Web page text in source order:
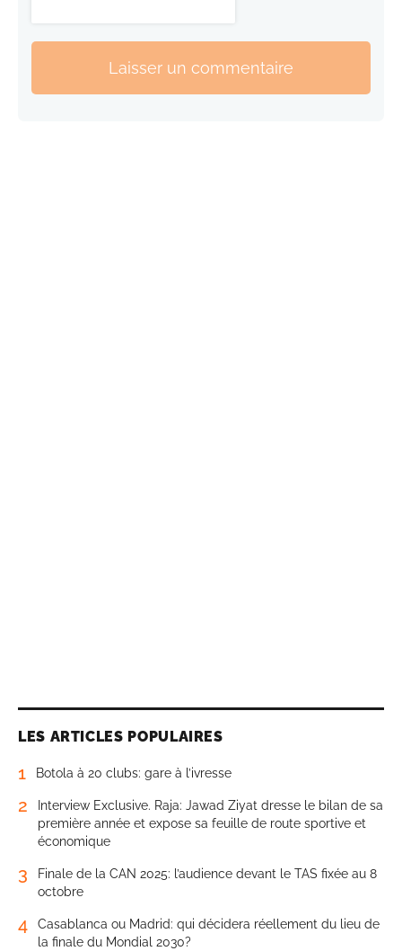
Laisser un commentaire
LES ARTICLES POPULAIRES
1 Botola à 20 clubs: gare à l’ivresse
2
Interview Exclusive. Raja: Jawad Ziyat dresse le bilan de sa
première année et expose sa feuille de route sportive et
économique
3
Finale de la CAN 2025: l’audience devant le TAS fixée au 8
octobre
4
Casablanca ou Madrid: qui décidera réellement du lieu de
la finale du Mondial 2030?